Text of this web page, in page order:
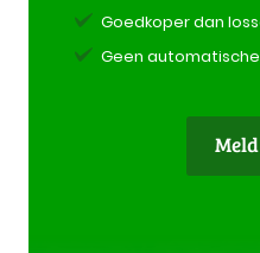
Goedkoper dan
Geen